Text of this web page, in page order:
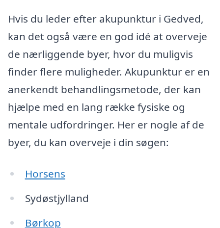
Hvis du leder efter akupunktur i Gedved,
kan det også være en god idé at overveje
de nærliggende byer, hvor du muligvis
finder flere muligheder. Akupunktur er en
anerkendt behandlingsmetode, der kan
hjælpe med en lang række fysiske og
mentale udfordringer. Her er nogle af de
byer, du kan overveje i din søgen:
Horsens
Sydøstjylland
Børkop